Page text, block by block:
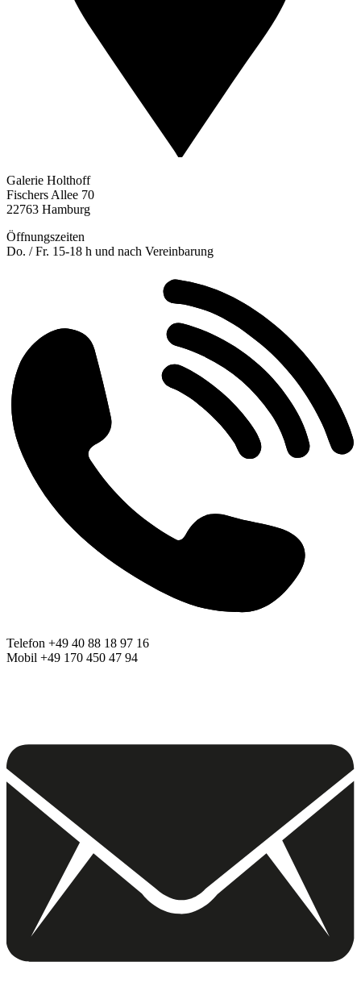
Galerie Holthoff
Fischers Allee 70
22763 Hamburg
Öffnungszeiten
Do. / Fr. 15-18 h und nach Vereinbarung
Telefon +49 40 88 18 97 16
Mobil +49 170 450 47 94